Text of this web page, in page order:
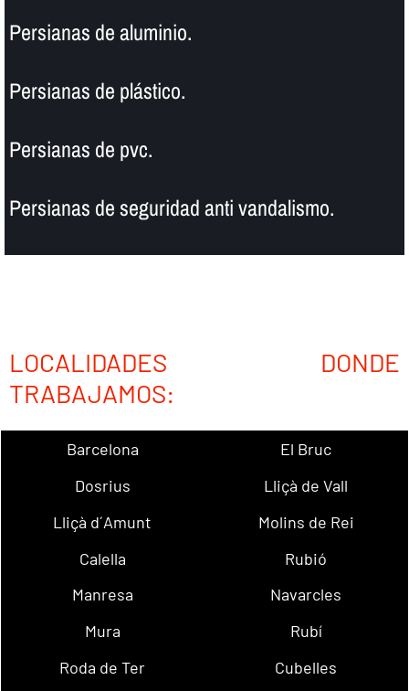
Persianas de aluminio.
Persianas de plástico.
Persianas de pvc.
Persianas de seguridad anti vandalismo.
LOCALIDADES DONDE
TRABAJAMOS:
Barcelona
El Bruc
Dosrius
Lliçà de Vall
Lliçà d´Amunt
Molins de Rei
Calella
Rubió
Manresa
Navarcles
Mura
Rubí
Roda de Ter
Cubelles